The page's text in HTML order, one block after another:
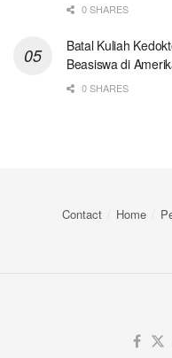
0 SHARES
Batal Kuliah
Beasiswa di
0 SHARES
Contact Home